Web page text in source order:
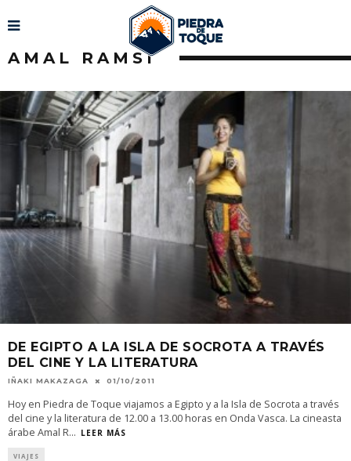
AMAL RAMSI
DE EGIPTO A LA ISLA DE SOCROTA A TRAVÉS
DEL CINE Y LA LITERATURA
IÑAKI MAKAZAGA 01/10/2011
Hoy en Piedra de Toque viajamos a Egipto y a la Isla de Socrota a través
del cine y la literatura de 12.00 a 13.00 horas en Onda Vasca. La cineasta
árabe Amal R... LEER MÁS
VIAJES